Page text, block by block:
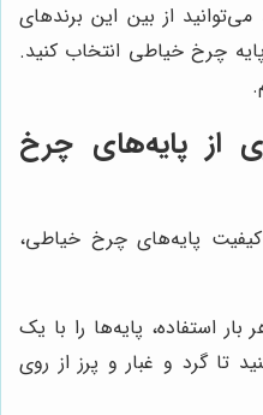
از بین این برندهای
پایه چرخ خیاطی انتخاب کنید.
از پایه‌های چرخ
پایه‌های چرخ خیاطی،
استفاده، پایه‌ها را با یک
تا گرد و غبار و پرز از روی